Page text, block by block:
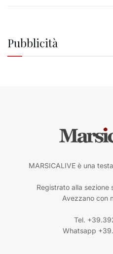
Pubblicità
MARSICALIVE è una
Registrato alla
Avezzano con
Tel.
Whatsapp